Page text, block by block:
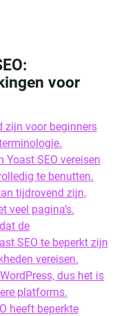
voor
zijn voor beginners
Yoast SEO vereisen
te benutten.
tijdrovend zijn,
veel pagina’s.
de
SEO te beperkt zijn
vereisen.
dus het is
platforms.
heeft beperkte